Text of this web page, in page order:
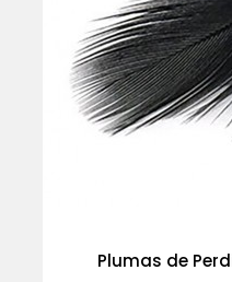
Plumas de